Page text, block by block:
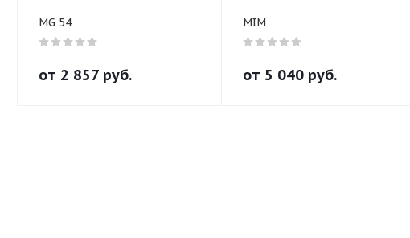
MG 54
от 2 857 руб.
MIM
от 5 040 руб.